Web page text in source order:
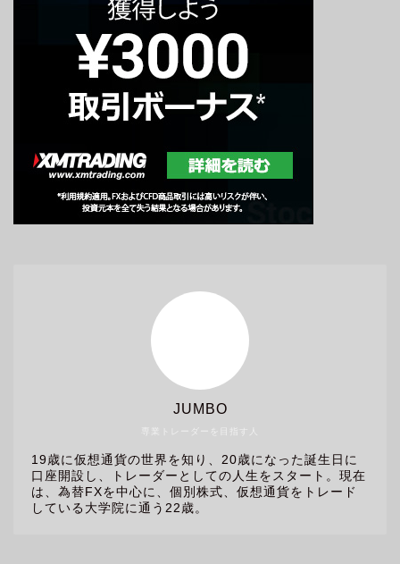
専業トレーダーを目指す人
JUMBO
19歳に仮想通貨の世界を知り、20歳になった誕生日に
口座開設し、トレーダーとしての人生をスタート。現在
は、為替FXを中心に、個別株式、仮想通貨をトレード
している大学院に通う22歳。